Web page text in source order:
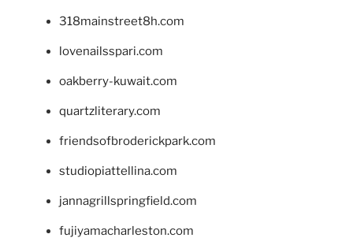
318mainstreet8h.com
lovenailsspari.com
oakberry-kuwait.com
quartzliterary.com
friendsofbroderickpark.com
studiopiattellina.com
jannagrillspringfield.com
fujiyamacharleston.com